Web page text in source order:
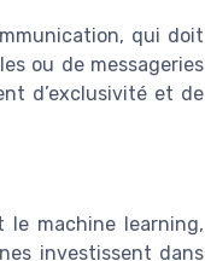
qui doit
ou de messageries
d’exclusivité et de
le machine learning,
investissent dans